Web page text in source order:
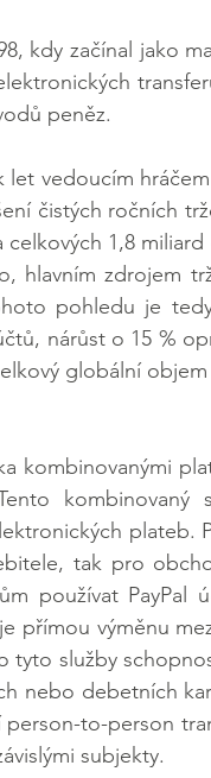
kdy začínal jako
peněz.
let vedoucím
čistých ročních
1,8
hlavním zdrojem
pohledu je
nárůst o 15 %
globální
kombinovanými
kombinovaný
plateb.
tak pro
používat
přímou výměnu
tyto služby
nebo debetních
to-person
subjekty.